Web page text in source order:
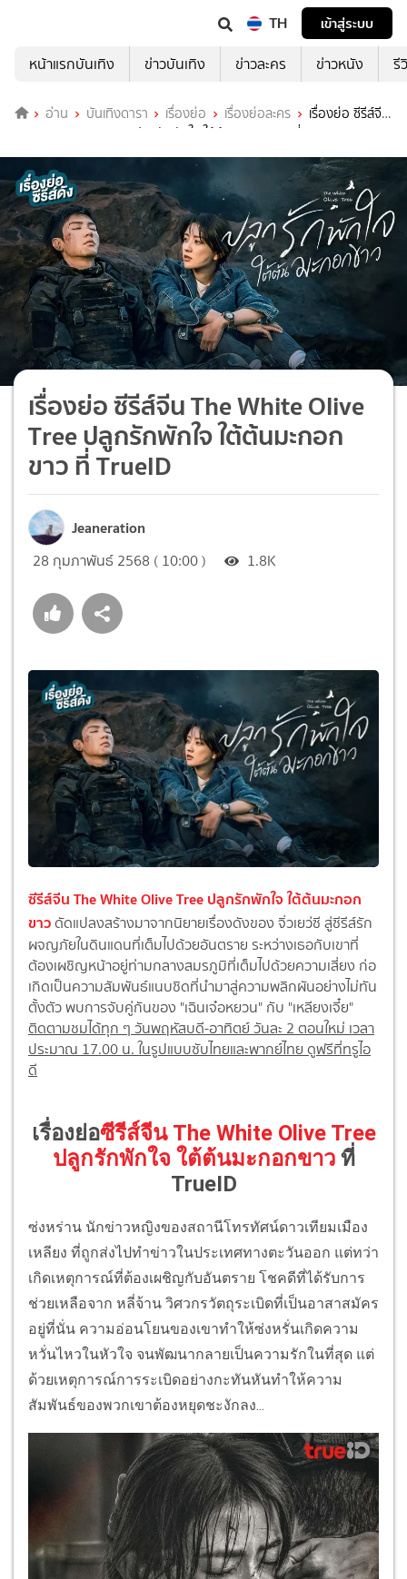
TH
เข้าสู่ระบบ
หน้าแรกบันเทิง
ข่าวบันเทิง ข่าวละคร ข่าวหนัง รี
อ่าน บันเทิงดารา เรื่องย่อ เรื่องย่อละคร
เรื่องย่อ ซีรีส์จีน
The White Olive Tree ปลูกรักพักใจ ใต้ต้นมะกอกขาว ที่ TrueID
เรื่องย่อ ซีรีส์จีน The White Olive
Tree ปลูกรักพักใจ ใต้ต้นมะกอก
ขาว ที่ TrueID
Jeaneration
28 กุมภาพันธ์ 2568 ( 10:00 ) 1.8K
ซีรีส์จีน The White Olive Tree ปลูกรักพักใจ ใต้ต้นมะกอก
ขาวดัดแปลงสร้างมาจากนิยายเรื่องดังของ จิ่วเยว่ซี สู่ซีรีส์รัก
ผจญภัยในดินแดนที่เต็มไปด้วยอันตราย ระหว่างเธอกับเขาที่
ต้องเผชิญหน้าอยู่ท่ามกลางสมรภูมิที่เต็มไปด้วยความเสี่ยง ก่อ
เกิดเป็นความสัมพันธ์แนบชิดที่นำมาสู่ความพลิกผันอย่างไม่ทัน
ตั้งตัว พบการจับคู่กันของ "เฉินเจ๋อหยวน" กับ "เหลียงเจี๋ย"
ติดตามชมได้ทุก ๆ วันพฤหัสบดี-อาทิตย์ วันละ 2 ตอนใหม่ เวลา
ประมาณ 17.00 น. ในรูปแบบซับไทยและพากย์ไทย ดูฟรีที่ทรูไอ
ดี
เรื่องย่อซีรีส์จีน The White Olive Tree
ปลูกรักพักใจ ใต้ต้นมะกอกขาวที่
TrueID
ซ่งหร่าน นักข่าวหญิงของสถานีโทรทัศน์ดาวเทียมเมือง
เหลียง ที่ถูกส่งไปทำข่าวในประเทศทางตะวันออก แต่ทว่า
เกิดเหตุการณ์ที่ต้องเผชิญกับอันตราย โชคดีที่ได้รับการ
ช่วยเหลือจาก หลี่จ้าน วิศวกรวัตถุระเบิดที่เป็นอาสาสมัคร
อยู่ที่นั่น ความอ่อนโยนของเขาทำให้ซ่งหรั่นเกิดความ
หวั่นไหวในหัวใจ จนพัฒนากลายเป็นความรักในที่สุด แต่
ด้วยเหตุการณ์การระเบิดอย่างกะทันหันทำให้ความ
สัมพันธ์ของพวกเขาต้องหยุดชะงักลง...